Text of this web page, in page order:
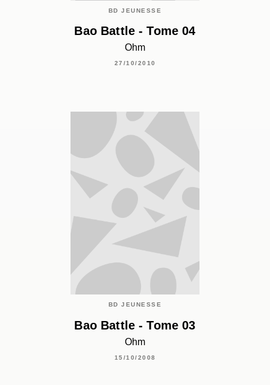
BD JEUNESSE
Bao Battle - Tome 04
Ohm
27/10/2010
BD JEUNESSE
Bao Battle - Tome 03
Ohm
15/10/2008